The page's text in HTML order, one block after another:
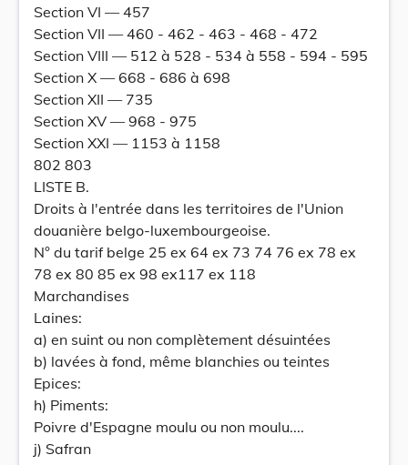
Section VI — 457
Section VII — 460 - 462 - 463 - 468 - 472
Section VIII — 512 à 528 - 534 à 558 - 594 - 595
Section X — 668 - 686 à 698
Section XII — 735
Section XV — 968 - 975
Section XXI — 1153 à 1158
802 803
LISTE B.
Droits à l'entrée dans les territoires de l'Union
douanière belgo-luxembourgeoise.
N° du tarif belge 25 ex 64 ex 73 74 76 ex 78 ex
78 ex 80 85 ex 98 ex117 ex 118
Marchandises
Laines:
a) en suint ou non complètement désuintées
b) lavées à fond, même blanchies ou teintes
Epices:
h) Piments:
Poivre d'Espagne moulu ou non moulu....
j) Safran